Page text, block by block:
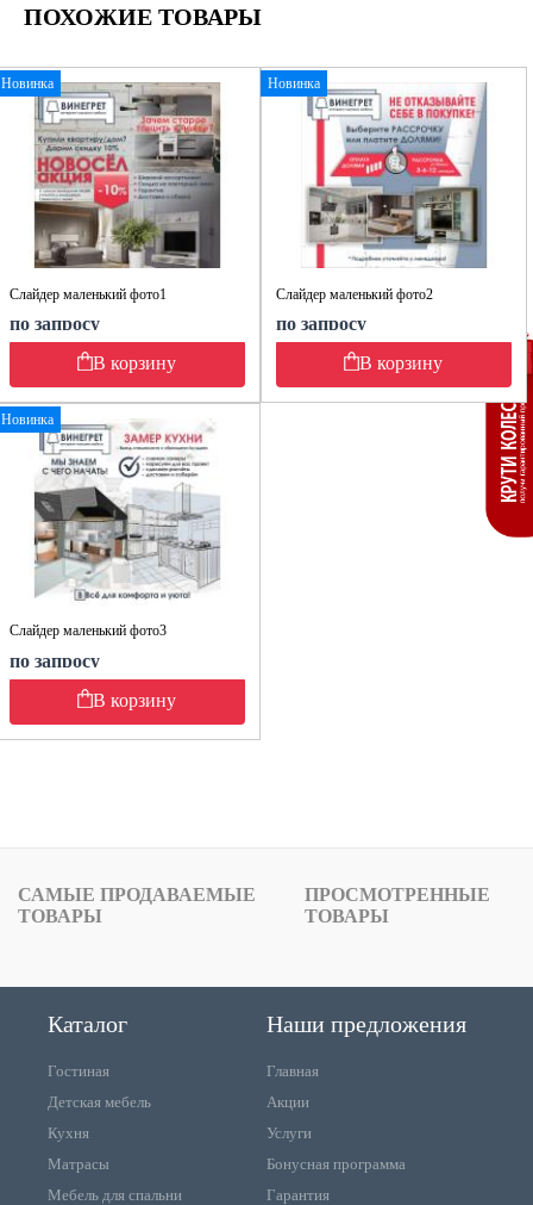
ПОХОЖИЕ ТОВАРЫ
Новинка
Слайдер маленький фото1
по запросу
В корзину
Новинка
Слайдер маленький фото2
по запросу
В корзину
Новинка
Слайдер маленький фото3
по запросу
В корзину
САМЫЕ ПРОДАВАЕМЫЕ
ТОВАРЫ
ПРОСМОТРЕННЫЕ
ТОВАРЫ
Каталог
Гостиная
Детская мебель
Кухня
Матрасы
Мебель для спальни
Наши предложения
Главная
Акции
Услуги
Бонусная программа
Гарантия